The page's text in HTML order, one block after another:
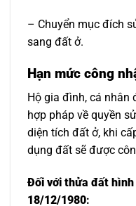
– Chuyển mục đích
sang đất ở.
Hạn mức công
Hộ gia đình, cá
hợp pháp về quyền
diện tích đất ở, khi
dụng đất sẽ được
Đối với thửa đất
18/12/1980: